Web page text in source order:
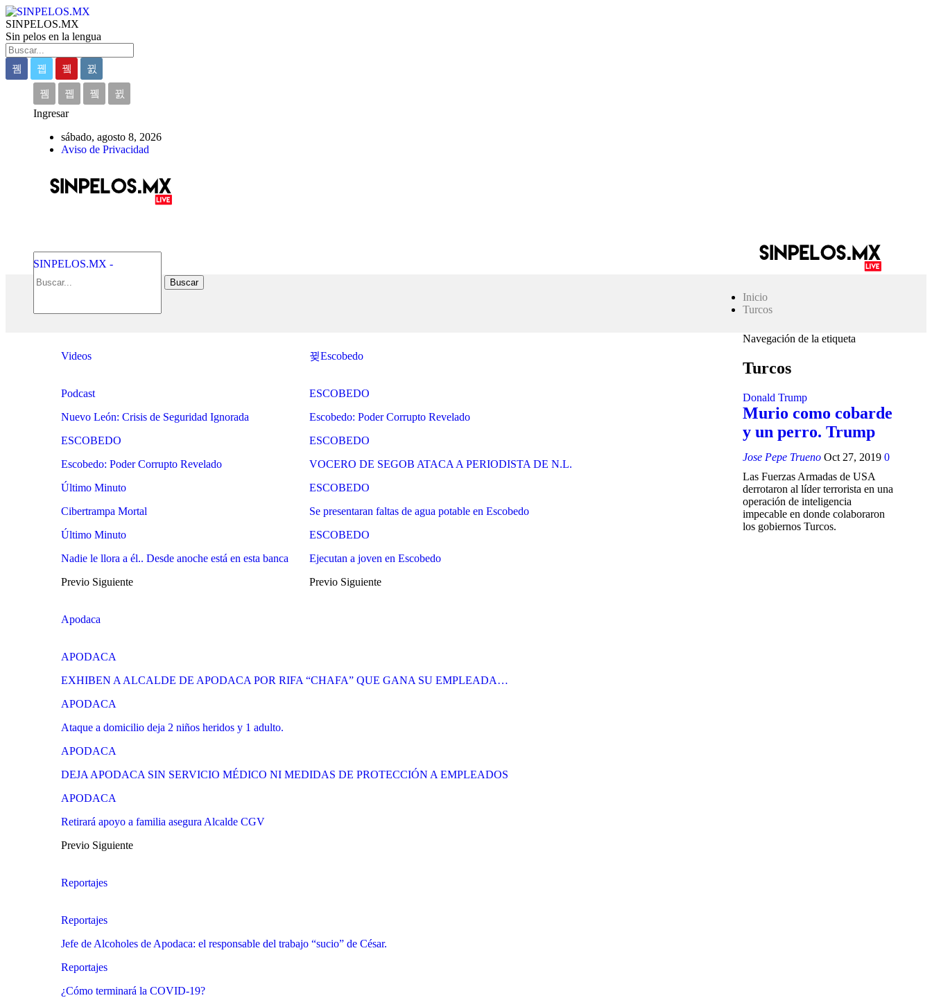
SINPELOS.MX
Sin pelos en la lengua
Ingresar
sábado, agosto 8, 2026
Aviso de Privacidad
SINPELOS.MX -
Videos
Podcast
Nuevo León: Crisis de Seguridad Ignorada
ESCOBEDO
Escobedo: Poder Corrupto Revelado
Último Minuto
Cibertrampa Mortal
Último Minuto
Nadie le llora a él.. Desde anoche está en esta banca
Previo Siguiente
Escobedo
ESCOBEDO
Escobedo: Poder Corrupto Revelado
ESCOBEDO
VOCERO DE SEGOB ATACA A PERIODISTA DE N.L.
ESCOBEDO
Se presentaran faltas de agua potable en Escobedo
ESCOBEDO
Ejecutan a joven en Escobedo
Previo Siguiente
Apodaca
APODACA
EXHIBEN A ALCALDE DE APODACA POR RIFA “CHAFA” QUE GANA SU EMPLEADA…
APODACA
Ataque a domicilio deja 2 niños heridos y 1 adulto.
APODACA
DEJA APODACA SIN SERVICIO MÉDICO NI MEDIDAS DE PROTECCIÓN A EMPLEADOS
APODACA
Retirará apoyo a familia asegura Alcalde CGV
Previo Siguiente
Reportajes
Reportajes
Jefe de Alcoholes de Apodaca: el responsable del trabajo “sucio” de César.
Reportajes
¿Cómo terminará la COVID-19?
Inicio
Turcos
Navegación de la etiqueta
Turcos
Donald Trump
Murio como cobarde
y un perro. Trump
Jose Pepe TruenoOct 27, 2019 0
Las Fuerzas Armadas de USA
derrotaron al líder terrorista en una
operación de inteligencia
impecable en donde colaboraron
los gobiernos Turcos.